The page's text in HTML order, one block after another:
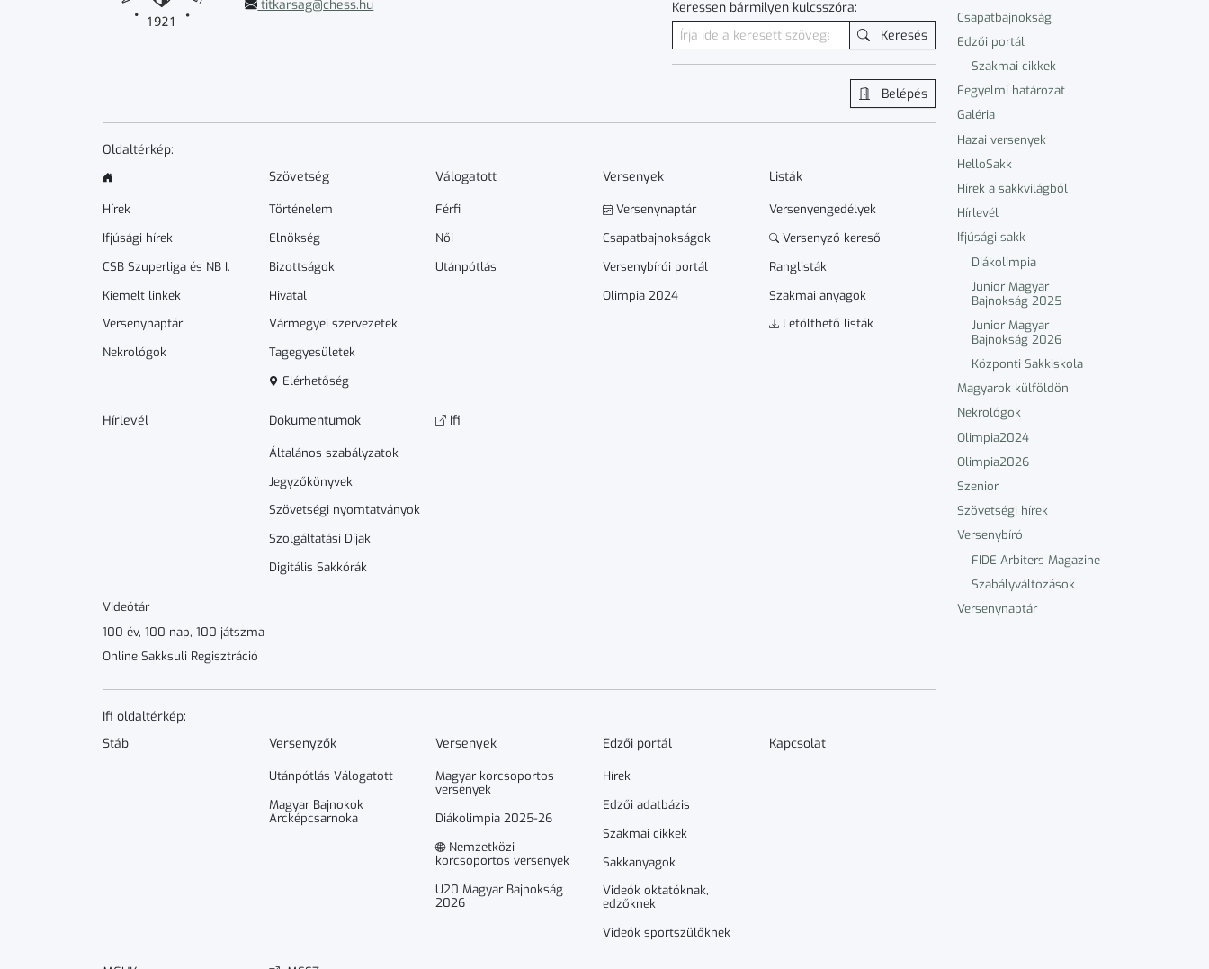
titkarsag@chess.hu
Keressen bármilyen kulcsszóra:
Keresés
Belépés
Oldaltérkép:
Hírek
Ifjúsági hírek
CSB Szuperliga és NB I.
Kiemelt linkek
Versenynaptár
Nekrológok
Szövetség
Történelem
Elnökség
Bizottságok
Hivatal
Vármegyei szervezetek
Tagegyesületek
Elérhetőség
Válogatott
Férfi
Női
Utánpótlás
Versenyek
Versenynaptár
Csapatbajnokságok
Versenybírói portál
Olimpia 2024
Listák
Versenyengedélyek
Versenyző kereső
Ranglisták
Szakmai anyagok
Letölthető listák
Hírlevél Dokumen­­tumok
Általános szabályzatok
Jegyzőkönyvek
Szövetségi nyomtatványok
Szolgáltatási Díjak
Digitális Sakkórák
Ifi
Videótár
100 év, 100 nap, 100 játszma
Online Sakksuli Regisztráció
Ifi oldaltérkép:
Stáb
Versenyzők
Utánpótlás Válogatott
Magyar Bajnokok
Arcképcsarnoka
Versenyek
Magyar korcsoportos
versenyek
Diákolimpia 2025-26
Nemzetközi
korcsoportos versenyek
U20 Magyar Bajnokság
2026
Edzői portál
Hírek
Edzői adatbázis
Szakmai cikkek
Sakkanyagok
Videók oktatóknak,
edzőknek
Videók sportszülőknek
Kapcsolat
Csapatbajnokság
Edzői portál
Szakmai cikkek
Fegyelmi határozat
Galéria
Hazai versenyek
HelloSakk
Hírek a sakkvilágból
Hírlevél
Ifjúsági sakk
Diákolimpia
Junior Magyar
Bajnokság 2025
Junior Magyar
Bajnokság 2026
Központi Sakkiskola
Magyarok külföldön
Nekrológok
Olimpia2024
Olimpia2026
Szenior
Szövetségi hírek
Versenybíró
FIDE Arbiters Magazine
Szabályváltozások
Versenynaptár